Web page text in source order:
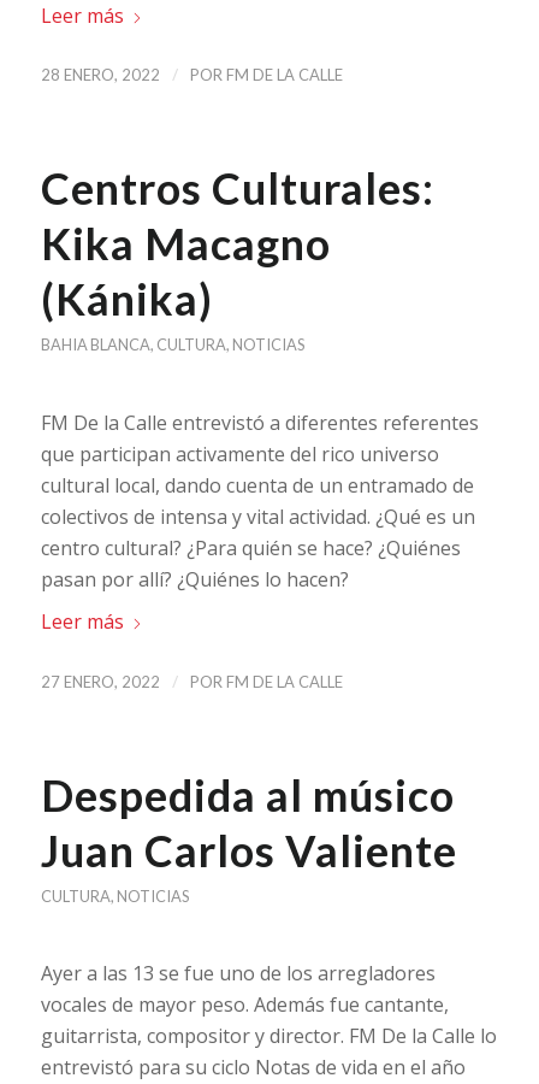
Leer más
28 ENERO, 2022 / POR FM DE LA CALLE
Centros Culturales:
Kika Macagno
(Kánika)
BAHIA BLANCA, CULTURA, NOTICIAS
FM De la Calle entrevistó a diferentes referentes
que participan activamente del rico universo
cultural local, dando cuenta de un entramado de
colectivos de intensa y vital actividad. ¿Qué es un
centro cultural? ¿Para quién se hace? ¿Quiénes
pasan por allí? ¿Quiénes lo hacen?
Leer más
27 ENERO, 2022 / POR FM DE LA CALLE
Despedida al músico
Juan Carlos Valiente
CULTURA, NOTICIAS
Ayer a las 13 se fue uno de los arregladores
vocales de mayor peso. Además fue cantante,
guitarrista, compositor y director. FM De la Calle lo
entrevistó para su ciclo Notas de vida en el año